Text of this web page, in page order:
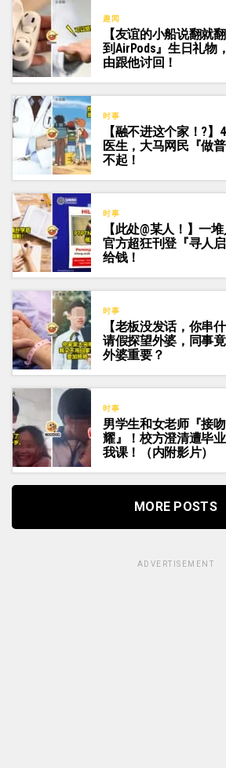
趣闻
【友谊的小船说翻就
到AirPods』生日礼物
由跟他讨回！
时事
【融不进这个家！?
医生，大马网民『做
不起！
时事
【此处@某人！】一
官方超狂刊登『寻人
给钱！
时事
【老板没发话，你串
请假探望外婆，同事
外婆重要？
时事
男学生和女老师『接
耀』！校方澄清遭毕
我课！（内附影片）
MORE POSTS
ADVERTISEMENT